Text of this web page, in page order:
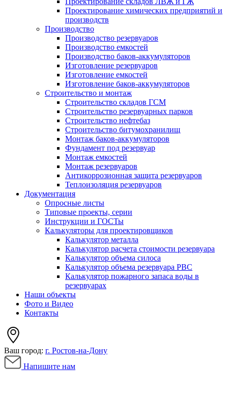
Проектирование химических предприятий и
производств
Производство
Производство резервуаров
Производство емкостей
Производство баков-аккумуляторов
Изготовление резервуаров
Изготовление емкостей
Изготовление баков-аккумуляторов
Строительство и монтаж
Строительство складов ГСМ
Строительство резервуарных парков
Строительство нефтебаз
Строительство битумохранилищ
Монтаж баков-аккумуляторов
Фундамент под резервуар
Монтаж емкостей
Монтаж резервуаров
Антикоррозионная защита резервуаров
Теплоизоляция резервуаров
Документация
Опросные листы
Типовые проекты, серии
Инструкции и ГОСТы
Калькуляторы для проектировщиков
Калькулятор металла
Калькулятор расчета стоимости резервуара
Калькулятор объема силоса
Калькулятор объема резервуара РВС
Калькулятор пожарного запаса воды в
резервуарах
Наши объекты
Фото и Видео
Контакты
Ваш город: г. Ростов-на-Дону
Напишите нам